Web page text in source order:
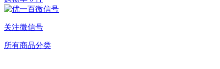
关注微信号
所有商品分类